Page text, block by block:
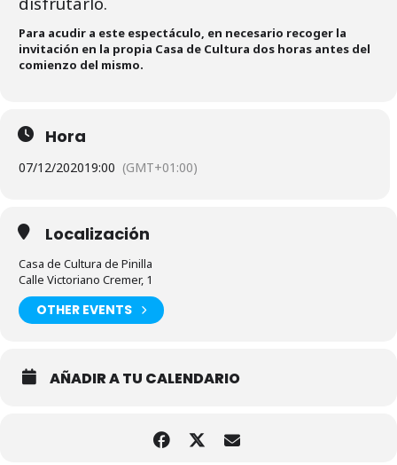
Para acudir a este espectáculo, en necesario recoger la
invitación en la propia Casa de Cultura dos horas antes del
comienzo del mismo.
Hora
07/12/202019:00 (GMT+01:00)
Localización
Casa de Cultura de Pinilla
Calle Victoriano Cremer, 1
OTHER EVENTS
AÑADIR A TU CALENDARIO